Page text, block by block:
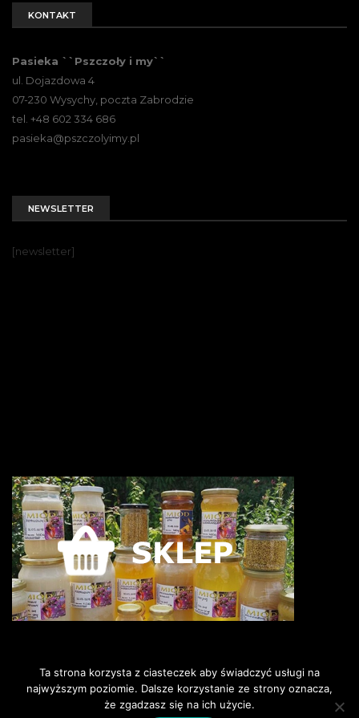
KONTAKT
Pasieka ``Pszczoły i my``
ul. Dojazdowa 4
07-230 Wysychy, poczta Zabrodzie
tel. +48 602 334 686
pasieka@pszczolyimy.pl
NEWSLETTER
[newsletter]
©2018 Pszczoly i my. Wszelkie
Ta strona korzysta z ciasteczek aby świadczyć usługi na
najwyższym poziomie. Dalsze korzystanie ze strony oznacza,
że zgadzasz się na ich użycie.